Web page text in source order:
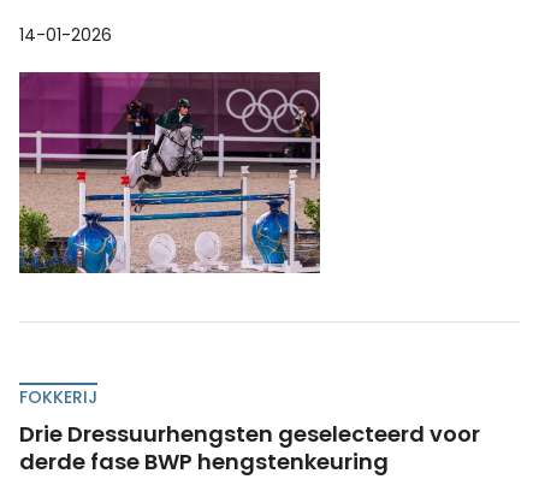
14-01-2026
FOKKERIJ
Drie Dressuurhengsten geselecteerd voor
derde fase BWP hengstenkeuring